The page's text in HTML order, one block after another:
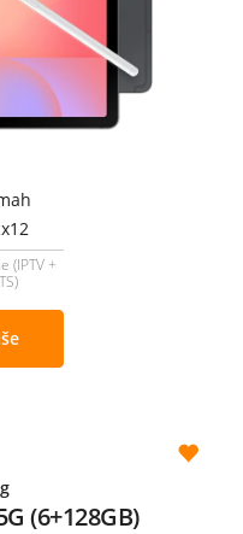
(IPTV +
(6+128GB)